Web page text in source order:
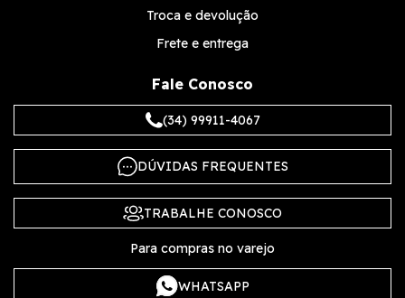
Troca e devolução
Frete e entrega
Fale Conosco
(34) 99911-4067
DÚVIDAS FREQUENTES
TRABALHE CONOSCO
Para compras no varejo
WHATSAPP